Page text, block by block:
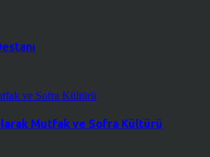
Mutfak ve Sofra Kültürü